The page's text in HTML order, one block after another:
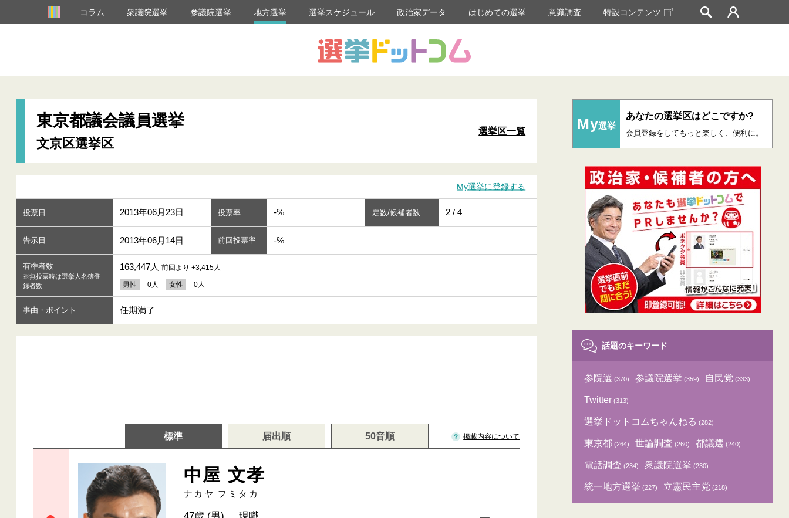
コラム 衆議院選挙 参議院選挙 地方選挙 選挙スケジュール 政治家データ はじめての選挙 意識調査 特設コンテンツ
東京都議会議員選挙
文京区選挙区
選挙区一覧
My選挙に登録する
投票日 2013年06月23日 投票率 -% 定数/候補者数 2 / 4
告示日 2013年06月14日 前回投票率 -%
有権者数
※無投票時は選挙人名簿登
録者数
163,447人 前回より +3,415人
男性 0人 女性 0人
事由・ポイント 任期満了
標準 届出順 50音順 掲載内容について
中屋 文孝
ナカヤ フミタカ
My選挙
あなたの選挙区はどこですか?
会員登録をしてもっと楽しく、便利に。
話題のキーワード
参院選 (370) 参議院選挙 (359) 自民党 (333)
Twitter (313)
選挙ドットコムちゃんねる (282)
東京都 (264) 世論調査 (260) 都議選 (240)
電話調査 (234) 衆議院選挙 (230)
統一地方選挙 (227) 立憲民主党 (218)